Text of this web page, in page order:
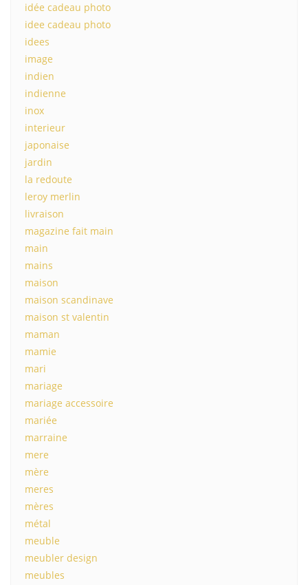
idée cadeau photo
idee cadeau photo
idees
image
indien
indienne
inox
interieur
japonaise
jardin
la redoute
leroy merlin
livraison
magazine fait main
main
mains
maison
maison scandinave
maison st valentin
maman
mamie
mari
mariage
mariage accessoire
mariée
marraine
mere
mère
meres
mères
métal
meuble
meubler design
meubles